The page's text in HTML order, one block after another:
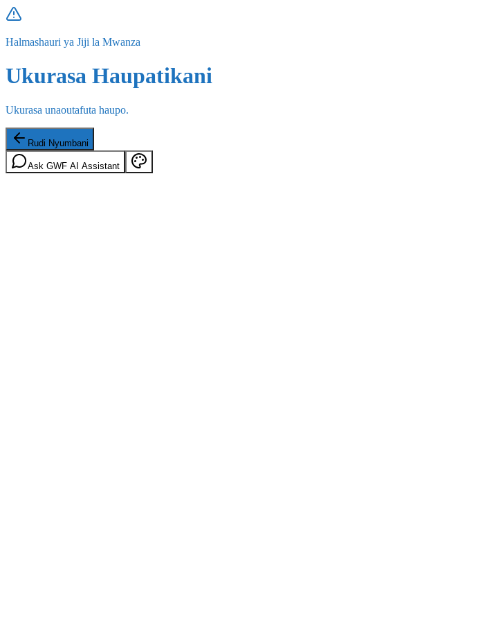
Halmashauri ya Jiji la Mwanza
Ukurasa Haupatikani
Ukurasa unaoutafuta haupo.
Rudi Nyumbani
Ask GWF AI Assistant